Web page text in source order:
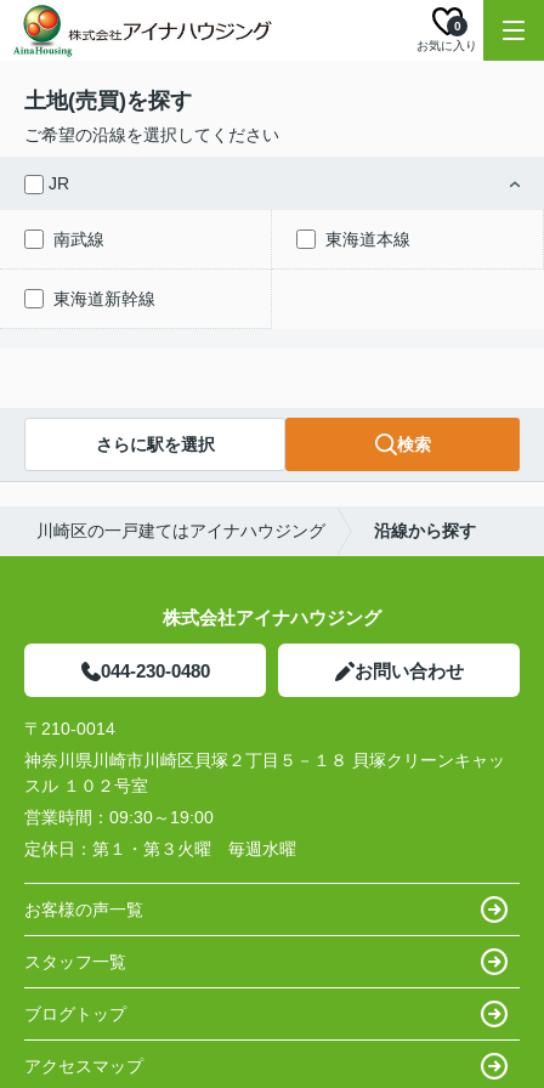
お気に入り
0
土地(売買)を探す
ご希望の沿線を選択してください
JR
南武線 東海道本線
東海道新幹線
さらに駅を選択 検索
川崎区の一戸建てはアイナハウジング 沿線から探す
株式会社アイナハウジング
044-230-0480 お問い合わせ
〒210-0014
神奈川県川崎市川崎区貝塚２丁目５－１８ 貝塚クリーンキャッ
スル １０２号室
営業時間： 09:30～19:00
定休日： 第１・第３火曜 毎週水曜
お客様の声一覧
スタッフ一覧
ブログトップ
アクセスマップ